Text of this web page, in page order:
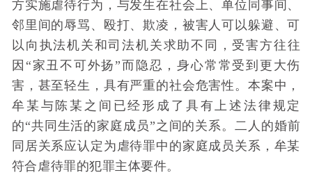
方实施虐待行为，与发生在社会上、单位同事间、
邻里间的辱骂、殴打、欺凌，被害人可以躲避、可
以向执法机关和司法机关求助不同，受害方往往
因“家丑不可外扬”而隐忍，身心常常受到更大伤
害，甚至轻生，具有严重的社会危害性。本案中，
牟某与陈某之间已经形成了具有上述法律规定
的“共同生活的家庭成员”之间的关系。二人的婚前
同居关系应认定为虐待罪中的家庭成员关系，牟某
符合虐待罪的犯罪主体要件。